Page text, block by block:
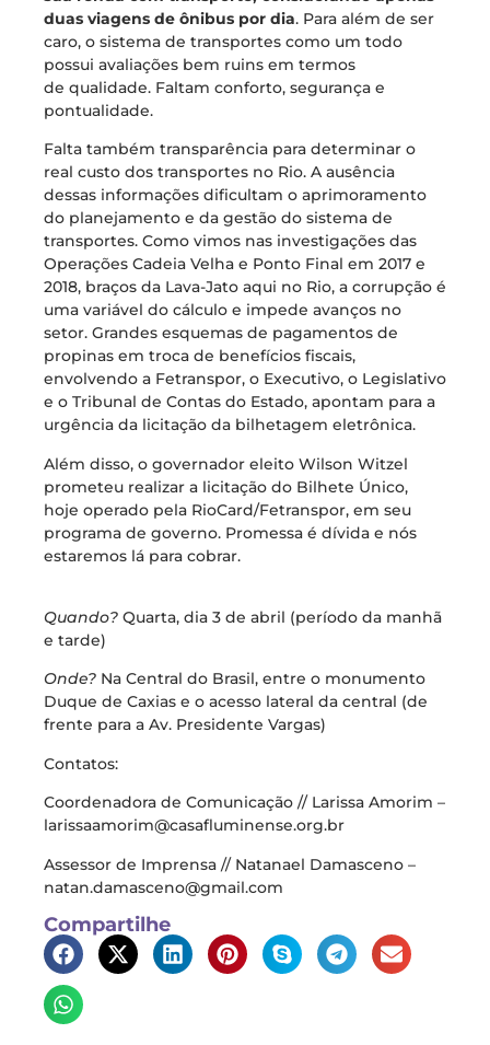
duas viagens de ônibus por dia. Para além de ser
caro, o sistema de transportes como um todo
possui avaliações bem ruins em termos
de qualidade. Faltam conforto, segurança e
pontualidade.
Falta também transparência para determinar o
real custo dos transportes no Rio. A ausência
dessas informações dificultam o aprimoramento
do planejamento e da gestão do sistema de
transportes. Como vimos nas investigações das
Operações Cadeia Velha e Ponto Final em 2017 e
2018, braços da Lava-Jato aqui no Rio, a corrupção é
uma variável do cálculo e impede avanços no
setor. Grandes esquemas de pagamentos de
propinas em troca de benefícios fiscais,
envolvendo a Fetranspor, o Executivo, o Legislativo
e o Tribunal de Contas do Estado, apontam para a
urgência da licitação da bilhetagem eletrônica.
Além disso, o governador eleito Wilson Witzel
prometeu realizar a licitação do Bilhete Único,
hoje operado pela RioCard/Fetranspor, em seu
programa de governo. Promessa é dívida e nós
estaremos lá para cobrar.
Quando? Quarta, dia 3 de abril (período da manhã
e tarde)
Onde? Na Central do Brasil, entre o monumento
Duque de Caxias e o acesso lateral da central (de
frente para a Av. Presidente Vargas)
Contatos:
Coordenadora de Comunicação // Larissa Amorim –
larissaamorim@casafluminense.org.br
Assessor de Imprensa // Natanael Damasceno –
natan.damasceno@gmail.com
Compartilhe